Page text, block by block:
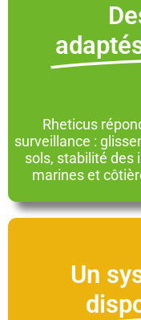
Rheticus
surveillance :
sols, stabilité des
marines et
Un